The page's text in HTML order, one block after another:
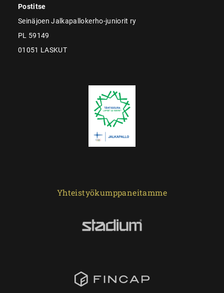
Postitse
Seinäjoen Jalkapallokerho-juniorit ry
PL 59149
01051 LASKUT
Yhteistyökumppaneitamme